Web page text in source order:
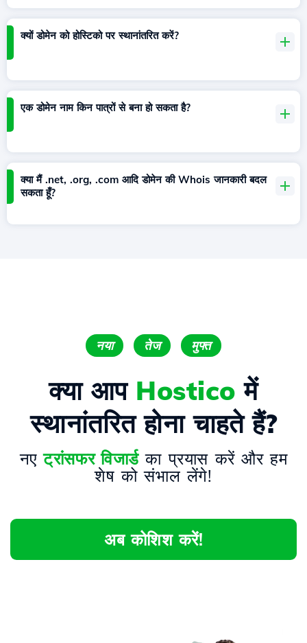
क्यों डोमेन को होस्टिको पर स्थानांतरित करें?
एक डोमेन नाम किन पात्रों से बना हो सकता है?
क्या मैं .net, .org, .com आदि डोमेन की Whois जानकारी बदल
सकता हूँ?
नया तेज मुफ्त
क्या आप Hostico में
स्थानांतरित होना चाहते हैं?
नएट्रांसफर विजार्डका प्रयास करें और हम
शेष को संभाल लेंगे!
अब कोशिश करें!